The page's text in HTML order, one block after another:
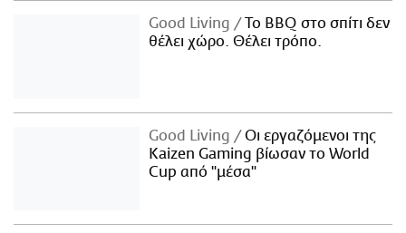
Good Living
Το BBQ στο σπίτι δεν
θέλει χώρο. Θέλει τρόπο.
Good Living
Οι εργαζόμενοι της
Kaizen Gaming βίωσαν το World
Cup από "μέσα"